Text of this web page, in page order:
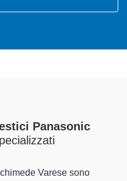
Panasonic
Varese sono